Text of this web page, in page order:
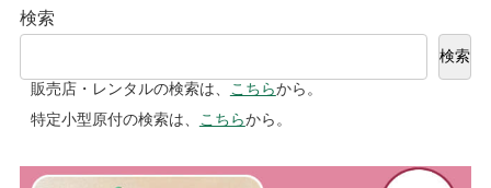
検索
検索
販売店・レンタルの検索は、
こちらから。
特定小型原付の検索は、
こちらから。